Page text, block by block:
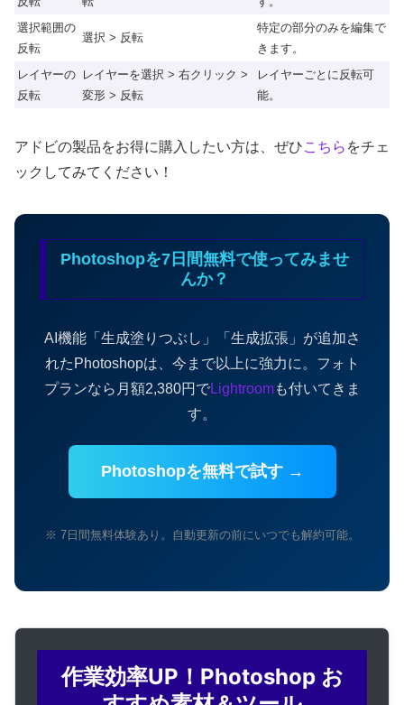
選択範囲の
反転
選択 > 反転
特定の部分のみを編集で
きます。
レイヤーの
反転
レイヤーを選択 > 右クリック >
変形 > 反転
レイヤーごとに反転可
能。
アドビの製品をお得に購入したい方は、ぜひこちら をチェ
ックしてみてください！
Photoshopを7日間無料で使ってみませ
んか？
AI機能「生成塗りつぶし」「生成拡張」が追加さ
れたPhotoshopは、今まで以上に強力に。フォト
プランなら月額2,380円でLightroomも付いてきま
す。
Photoshopを無料で試す →
※ 7日間無料体験あり。自動更新の前にいつでも解約可能。
作業効率UP！Photoshop お